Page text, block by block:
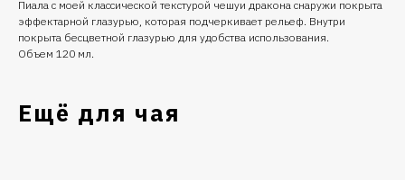
Пиала с моей классической текстурой чешуи дракона снаружи покрыта
эффектарной глазурью, которая подчеркивает рельеф. Внутри
покрыта бесцветной глазурью для удобства использования.
Объем 120 мл.
Ещё для чая